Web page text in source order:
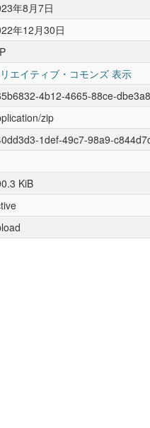
年8月7日
年12月30日
エイティブ・コモンズ 表示
4b12-4665-88ce-
zip
1def-49c7-98a9-
KiB